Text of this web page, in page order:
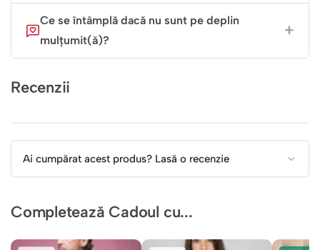
Ce se întâmplă dacă nu sunt pe deplin
mulțumit(ă)?
Recenzii
Ai cumpărat acest produs? Lasă o recenzie
Completează Cadoul cu...